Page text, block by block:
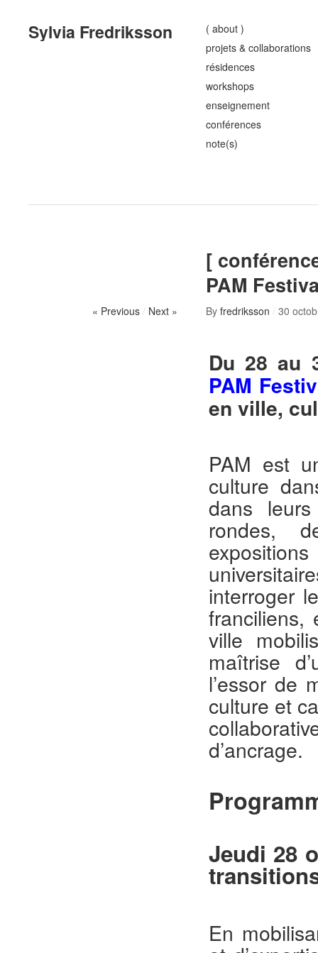
Sylvia Fredriksson
( about )
projets & collaborations
résidences
workshops
enseignement
conférences
note(s)
[
PAM
« Previous / Next » By fredriksson / 30
Du 28 au
PAM
en ville,
PAM est
culture
dans
rondes,
interroger
franciliens,
ville
maîtrise
l’essor de
culture et
d’ancrage.
Jeudi 28
En